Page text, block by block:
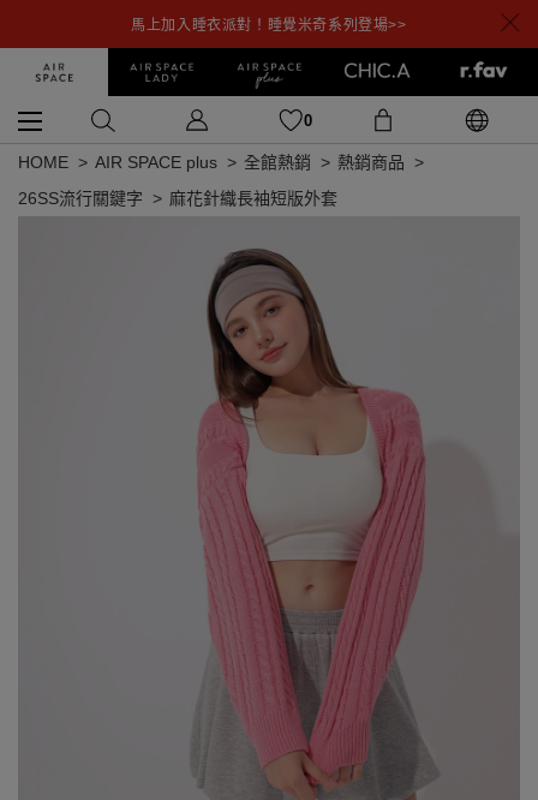
馬上加入睡衣派對！睡覺米奇系列登場>>
0
HOME AIR SPACE plus 全館熱銷
熱銷商品
26SS流行關鍵字
麻花針織長袖短版外套